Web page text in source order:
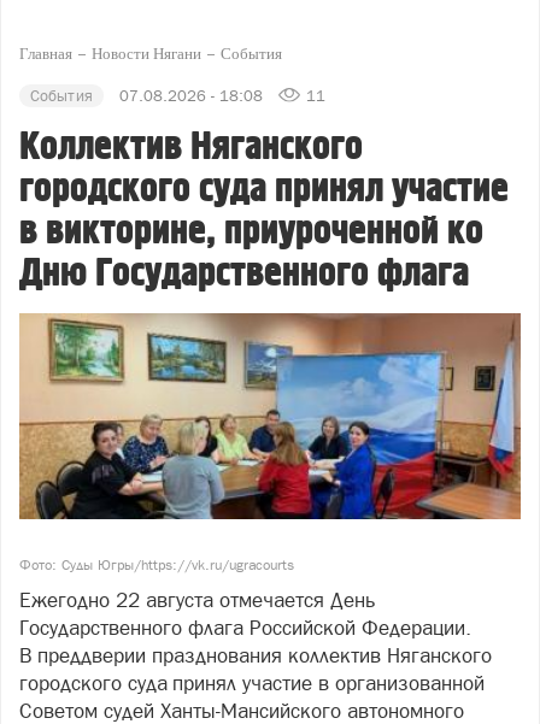
Главная Новости Нягани События
События 07.08.2026 - 18:08 11
Коллектив Няганского
городского суда принял участие
в викторине, приуроченной ко
Дню Государственного флага
Фото: Суды Югры/https://vk.ru/ugracourts
Ежегодно 22 августа отмечается День
Государственного флага Российской Федерации.
В преддверии празднования коллектив Няганского
городского суда принял участие в организованной
Советом судей Ханты-Мансийского автономного